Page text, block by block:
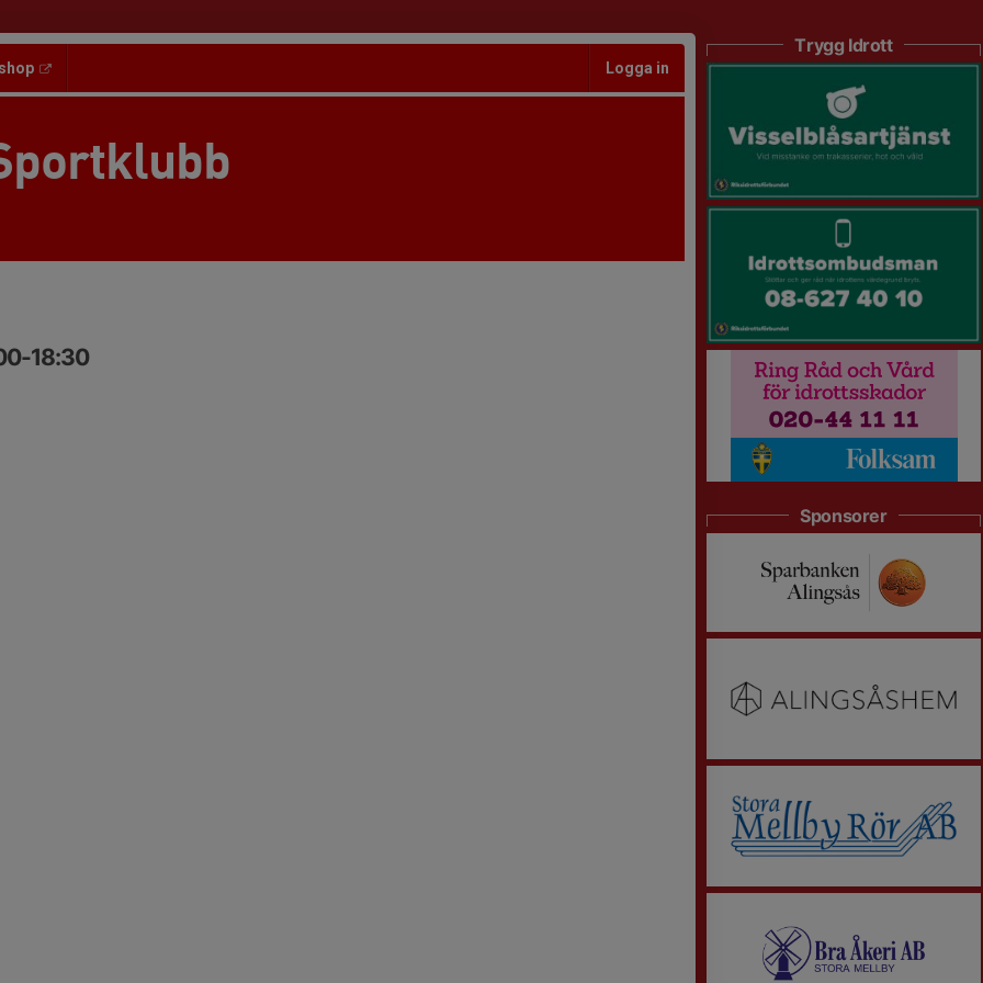
Logga in
18:30
Trygg Idrott
Sponsorer